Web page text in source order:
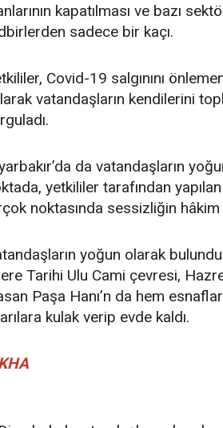
kapatılması ve bazı
sadece bir kaçı.
Covid-19 salgınını
vatandaşların kendilerini
da vatandaşların
yetkililer tarafından
noktasında sessizliğin
yoğun olarak
Tarihi Ulu Cami çevresi,
Paşa Hanı’n da hem
kulak verip evde kaldı.